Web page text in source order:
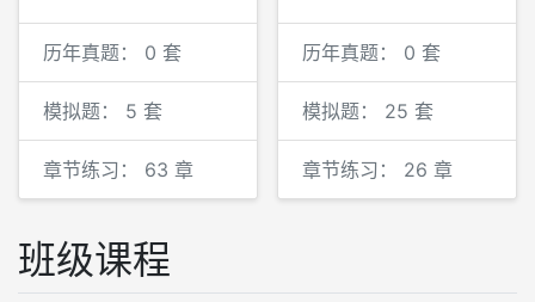
历年真题： 0 套
模拟题： 5 套
章节练习： 63 章
历年真题： 0 套
模拟题： 25 套
章节练习： 26 章
班级课程